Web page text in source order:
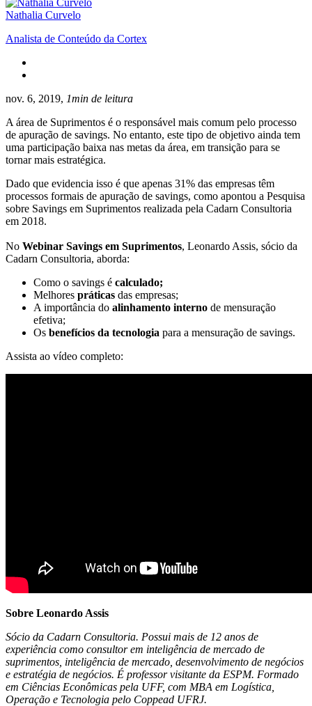
Nathalia Curvelo
Analista de Conteúdo da Cortex
nov. 6, 2019, 1min de leitura
A área de Suprimentos é o responsável mais comum pelo processo
de apuração de savings. No entanto, este tipo de objetivo ainda tem
uma participação baixa nas metas da área, em transição para se
tornar mais estratégica.
Dado que evidencia isso é que apenas 31% das empresas têm
processos formais de apuração de savings, como apontou a Pesquisa
sobre Savings em Suprimentos realizada pela Cadarn Consultoria
em 2018.
No Webinar Savings em Suprimentos, Leonardo Assis, sócio da
Cadarn Consultoria, aborda:
Como o savings é calculado;
Melhores práticas das empresas;
A importância do alinhamento interno de mensuração
efetiva;
Os benefícios da tecnologia para a mensuração de savings.
Assista ao vídeo completo:
Sobre Leonardo Assis
Sócio da Cadarn Consultoria. Possui mais de 12 anos de
experiência como consultor em inteligência de mercado de
suprimentos, inteligência de mercado, desenvolvimento de negócios
e estratégia de negócios. É professor visitante da ESPM. Formado
em Ciências Econômicas pela UFF, com MBA em Logística,
Operação e Tecnologia pelo Coppead UFRJ.